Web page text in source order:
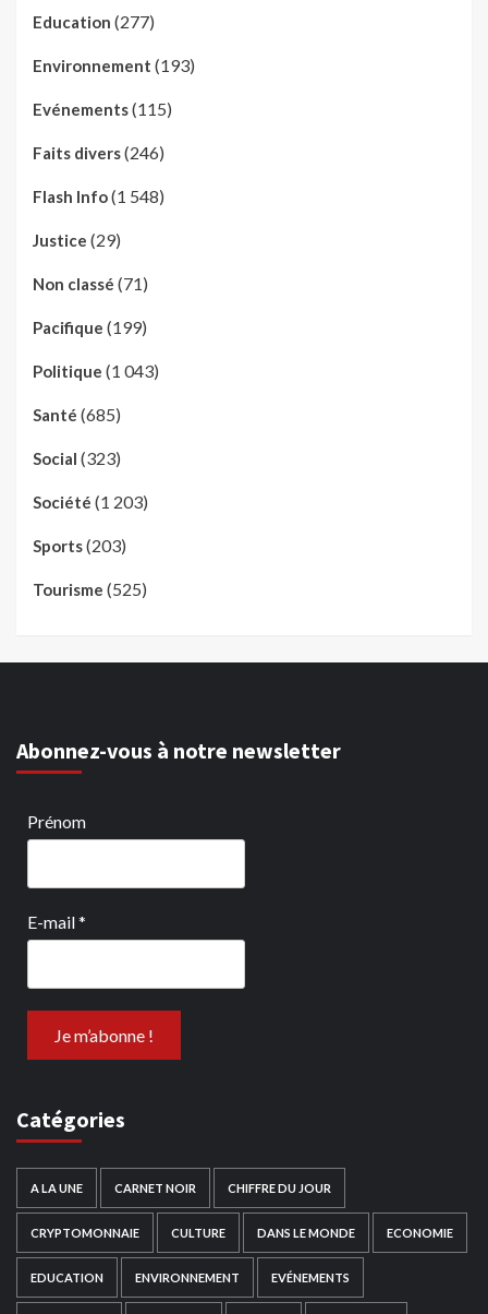
Education (277)
Environnement (193)
Evénements(115)
Faits divers(246)
Flash Info(1 548)
Justice (29)
Non classé (71)
Pacifique (199)
Politique (1 043)
Santé (685)
Social (323)
Société (1 203)
Sports(203)
Tourisme (525)
Abonnez-vous à notre newsletter
Prénom
E-mail*
Catégories
A LA UNE CARNET NOIR CHIFFRE DU JOUR
CRYPTOMONNAIE CULTURE DANS LE MONDE ECONOMIE
EDUCATION ENVIRONNEMENT EVÉNEMENTS